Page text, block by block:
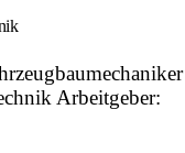
Arbeitgeber: